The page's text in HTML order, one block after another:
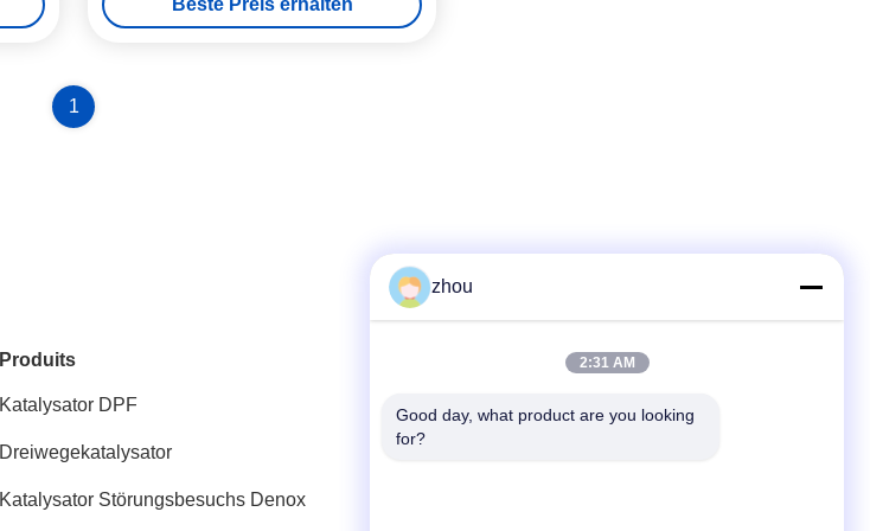
Beste Preis erhalten
1
Produits
Katalysator DPF
Dreiwegekatalysator
Katalysator Störungsbesuchs Denox
Schneller Kontakt
Tel.
zhou
2:31 AM
Good day, what product are you looking
for?